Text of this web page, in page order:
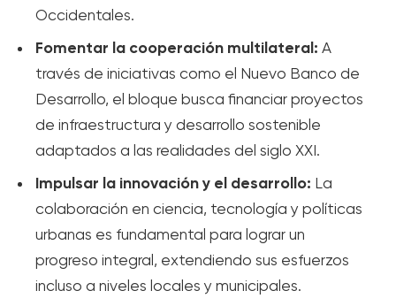
Occidentales.
Fomentar la cooperación multilateral: A
través de iniciativas como el Nuevo Banco de
Desarrollo, el bloque busca financiar proyectos
de infraestructura y desarrollo sostenible
adaptados a las realidades del siglo XXI.
Impulsar la innovación y el desarrollo: La
colaboración en ciencia, tecnología y políticas
urbanas es fundamental para lograr un
progreso integral, extendiendo sus esfuerzos
incluso a niveles locales y municipales.